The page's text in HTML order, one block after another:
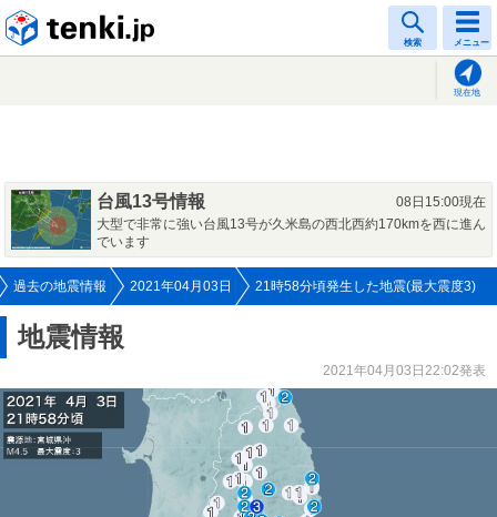
検索 メニュー
現在地
台風13号情報
08日15:00現在
大型で非常に強い台風13号が久米島の西北西約170kmを西に進ん
でいます
過去の地震情報 2021年04月03日 21時58分頃発生した地震(最大震度3)
地震情報
2021年04月03日22:02発表